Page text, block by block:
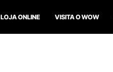
LOJA ONLINE VISITA O WOW